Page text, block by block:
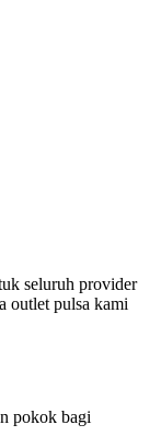
seluruh provider
outlet pulsa kami
pokok bagi